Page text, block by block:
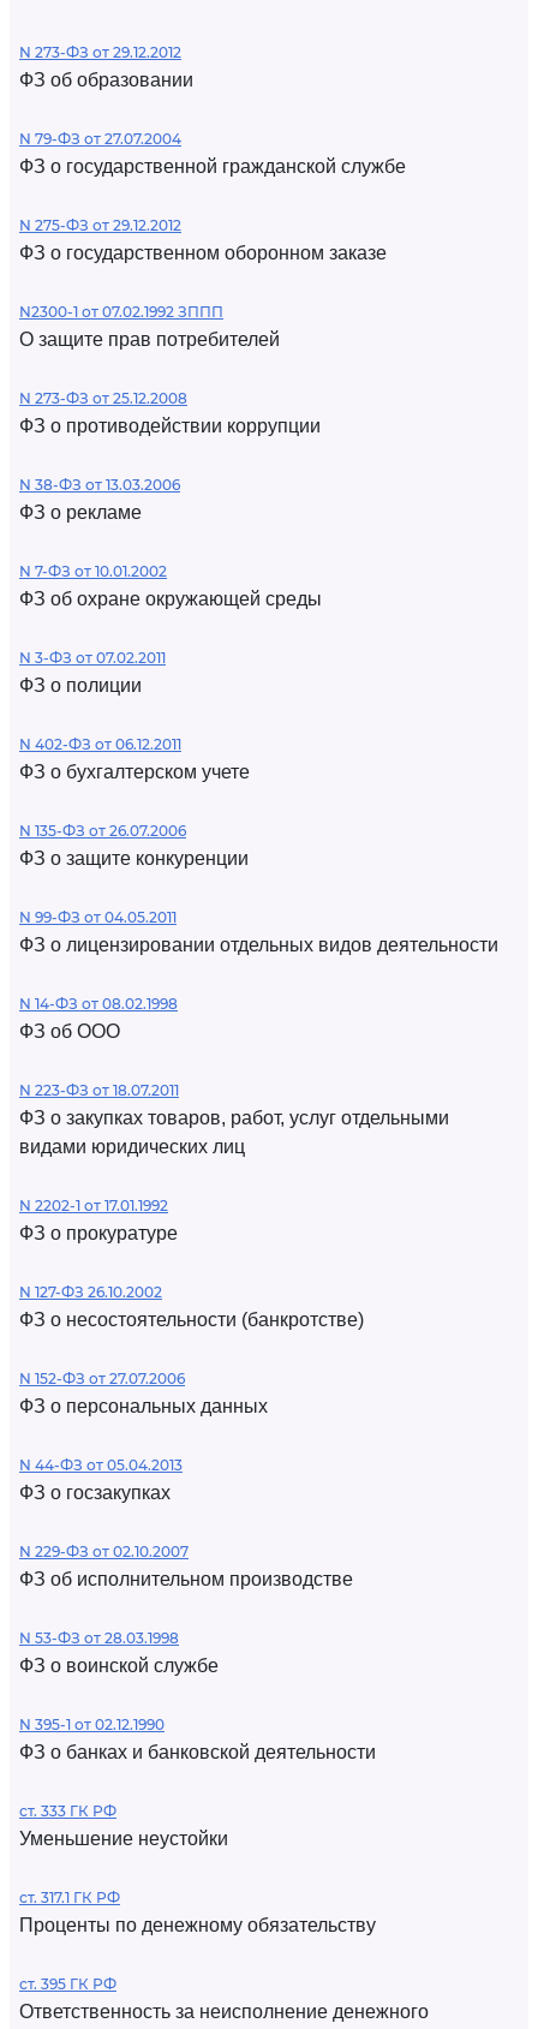
N 273-ФЗ от 29.12.2012
ФЗ об образовании
N 79-ФЗ от 27.07.2004
ФЗ о государственной гражданской службе
N 275-ФЗ от 29.12.2012
ФЗ о государственном оборонном заказе
N2300-1 от 07.02.1992 ЗППП
О защите прав потребителей
N 273-ФЗ от 25.12.2008
ФЗ о противодействии коррупции
N 38-ФЗ от 13.03.2006
ФЗ о рекламе
N 7-ФЗ от 10.01.2002
ФЗ об охране окружающей среды
N 3-ФЗ от 07.02.2011
ФЗ о полиции
N 402-ФЗ от 06.12.2011
ФЗ о бухгалтерском учете
N 135-ФЗ от 26.07.2006
ФЗ о защите конкуренции
N 99-ФЗ от 04.05.2011
ФЗ о лицензировании отдельных видов деятельности
N 14-ФЗ от 08.02.1998
ФЗ об ООО
N 223-ФЗ от 18.07.2011
ФЗ о закупках товаров, работ, услуг отдельными
видами юридических лиц
N 2202-1 от 17.01.1992
ФЗ о прокуратуре
N 127-ФЗ 26.10.2002
ФЗ о несостоятельности (банкротстве)
N 152-ФЗ от 27.07.2006
ФЗ о персональных данных
N 44-ФЗ от 05.04.2013
ФЗ о госзакупках
N 229-ФЗ от 02.10.2007
ФЗ об исполнительном производстве
N 53-ФЗ от 28.03.1998
ФЗ о воинской службе
N 395-1 от 02.12.1990
ФЗ о банках и банковской деятельности
ст. 333 ГК РФ
Уменьшение неустойки
ст. 317.1 ГК РФ
Проценты по денежному обязательству
ст. 395 ГК РФ
Ответственность за неисполнение денежного